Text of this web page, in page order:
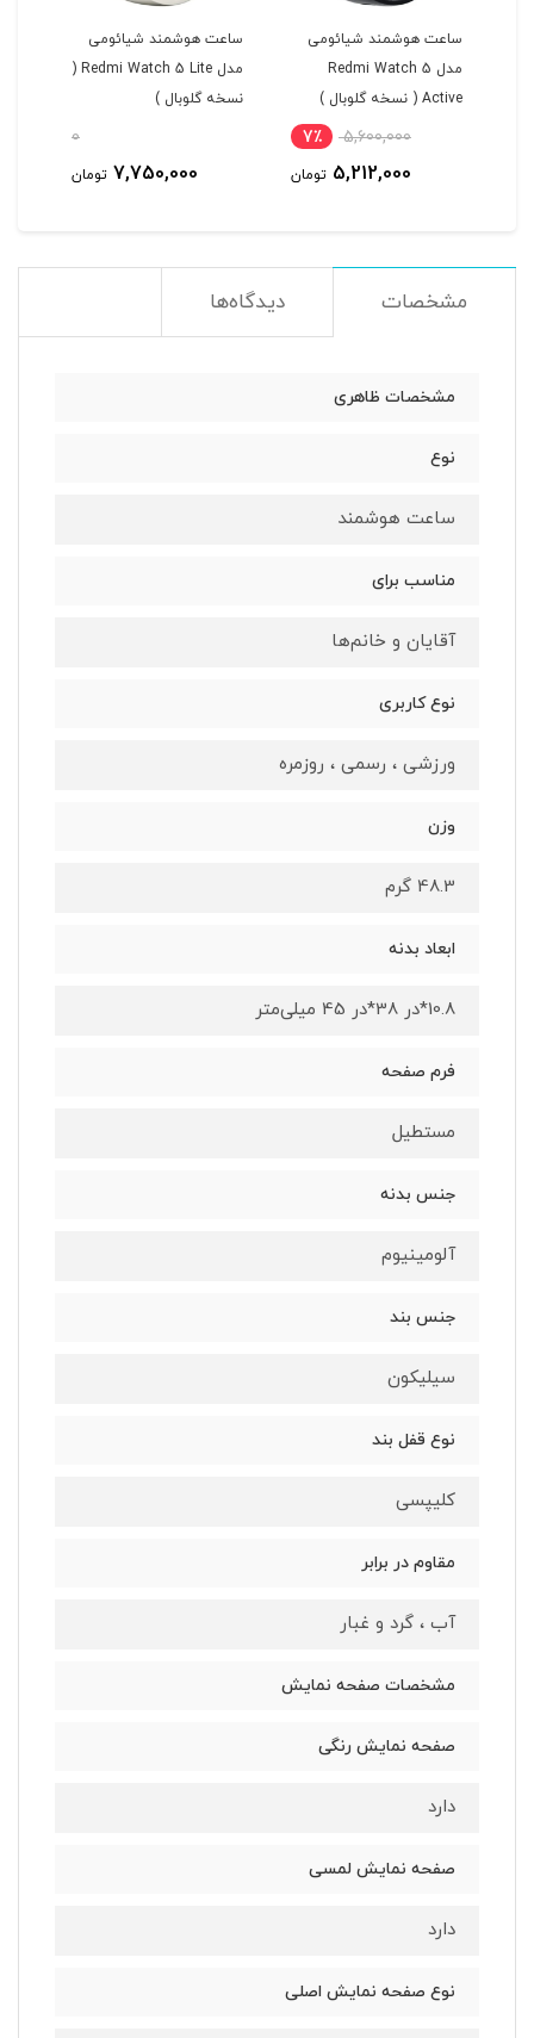
ساعت هوشمند شیائومی
مدل Redmi Watch 5
Active ( نسخه گلوبال )
5,600,000 7٪
5,212,000 تومان
ساعت هوشمند شیائومی
مدل Redmi Watch 5 Lite (
نسخه گلوبال )
0
7,750,000 تومان
مشخصات دیدگاه‌ها
مشخصات ظاهری
نوع
ساعت هوشمند
مناسب برای
آقایان و خانم‌ها
نوع کاربری
ورزشی ، رسمی ، روزمره
وزن
48.3 گرم
ابعاد بدنه
10.8*در 38*در 45 میلی‌متر
فرم صفحه
مستطیل
جنس بدنه
آلومینیوم
جنس بند
سیلیکون
نوع قفل بند
کلیپسی
مقاوم در برابر
آب ، گرد و غبار
مشخصات صفحه نمایش
صفحه نمایش رنگی
دارد
صفحه نمایش لمسی
دارد
نوع صفحه نمایش اصلی